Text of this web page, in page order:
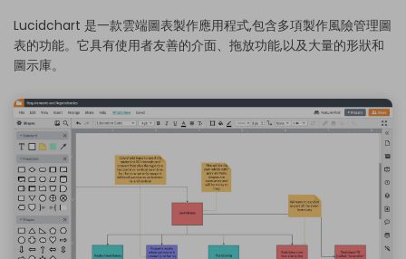
Lucidchart 是一款雲端圖表製作應用程式,包含多項製作風險管理圖
表的功能。它具有使用者友善的介面、拖放功能,以及大量的形狀和
圖示庫。